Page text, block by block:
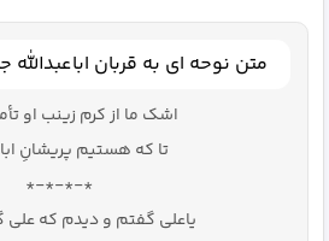
متن نوحه ای به قربان اباعبدالله
اشک ما از کرم زینب او
تا که هستیم پریشانِ
*-*-*-*
یاعلی گفتم و دیدم که